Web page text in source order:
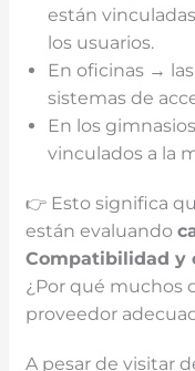
están
los usuarios.
En oficinas →
sistemas de
En los
vinculados a la
👉 Esto significa
están evaluando
Compatibilidad y
¿Por qué muchos
proveedor
A pesar de visitar